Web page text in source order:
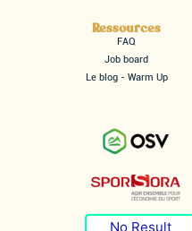
Ressources
FAQ
Job board
Le blog - Warm Up
No Result